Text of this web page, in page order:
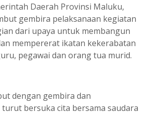
Daerah Provinsi Maluku,
gembira pelaksanaan kegiatan
dari upaya untuk membangun
mempererat ikatan kekerabatan
pegawai dan orang tua murid.
dengan gembira dan
bersuka cita bersama saudara